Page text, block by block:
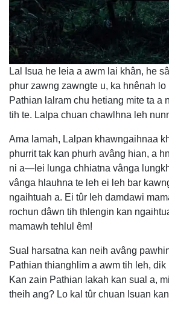
Lal Isua he leia a awm lai khân, he
phur zawng zawngte u, ka hnênah
Pathian lalram chu hetiang mite ta a
tih te. Lalpa chuan chawlhna leh
Ama lamah, Lalpan khawngaihnaa
phurrit tak kan phurh avâng hian, a
ni a—lei lunga chhiatna vânga
vânga hlauhna te leh ei leh bar
ngaihtuah a. Ei tûr leh damdawi
rochun dâwn tih thlengin kan
mamawh tehlul êm!
Sual harsatna kan neih avâng
Pathian thianghlim a awm tih leh,
Kan zain Pathian lakah kan sual a,
theih ang? Lo kal tûr chuan Isuan